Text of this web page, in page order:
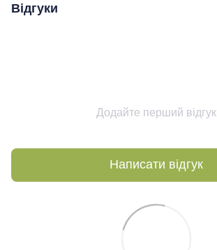
Відгуки
Додайте перший відгук
Написати відгук